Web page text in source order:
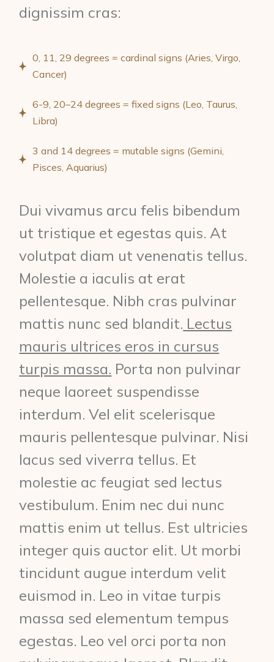
dignissim cras:
0, 11, 29 degrees = cardinal signs (Aries, Virgo,
Cancer)
6-9, 20–24 degrees = fixed signs (Leo, Taurus,
Libra)
3 and 14 degrees = mutable signs (Gemini,
Pisces, Aquarius)
Dui vivamus arcu felis bibendum
ut tristique et egestas quis. At
volutpat diam ut venenatis tellus.
Molestie a iaculis at erat
pellentesque. Nibh cras pulvinar
mattis nunc sed blandit. Lectus
mauris ultrices eros in cursus
turpis massa. Porta non pulvinar
neque laoreet suspendisse
interdum. Vel elit scelerisque
mauris pellentesque pulvinar. Nisi
lacus sed viverra tellus. Et
molestie ac feugiat sed lectus
vestibulum. Enim nec dui nunc
mattis enim ut tellus. Est ultricies
integer quis auctor elit. Ut morbi
tincidunt augue interdum velit
euismod in. Leo in vitae turpis
massa sed elementum tempus
egestas. Leo vel orci porta non